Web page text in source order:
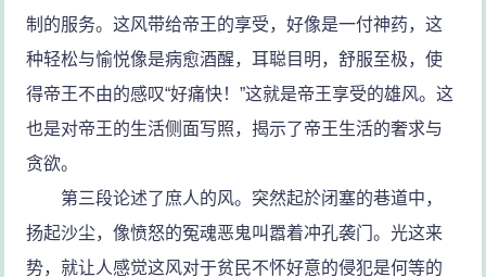
制的服务。这风带给帝王的享受，好像是一付神药，这
种轻松与愉悦像是病愈酒醒，耳聪目明，舒服至极，使
得帝王不由的感叹“好痛快！”这就是帝王享受的雄风。这
也是对帝王的生活侧面写照，揭示了帝王生活的奢求与
贪欲。
第三段论述了庶人的风。突然起於闭塞的巷道中，
扬起沙尘，像愤怒的冤魂恶鬼叫嚣着冲孔袭门。光这来
势，就让人感觉这风对于贫民不怀好意的侵犯是何等的